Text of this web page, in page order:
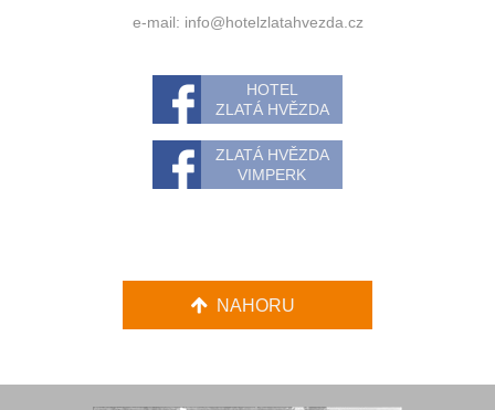
e-mail: info@hotelzlatahvezda.cz
HOTEL
ZLATÁ HVĚZDA
ZLATÁ HVĚZDA
VIMPERK
NAHORU